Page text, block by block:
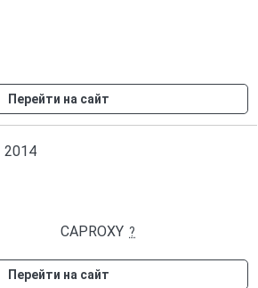
Перейти на сайт
2014
CAPROXY ?
Перейти на сайт